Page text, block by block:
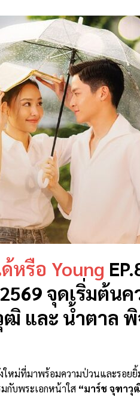
หรือ Young
จุดเริ่มต้น
ฒิ และ น้ำตาล
ใหม่ที่มาพร้อมความป่วนและรอยยิ้
กับพระเอกหน้าใส “มาร์ช จุฑาวุ